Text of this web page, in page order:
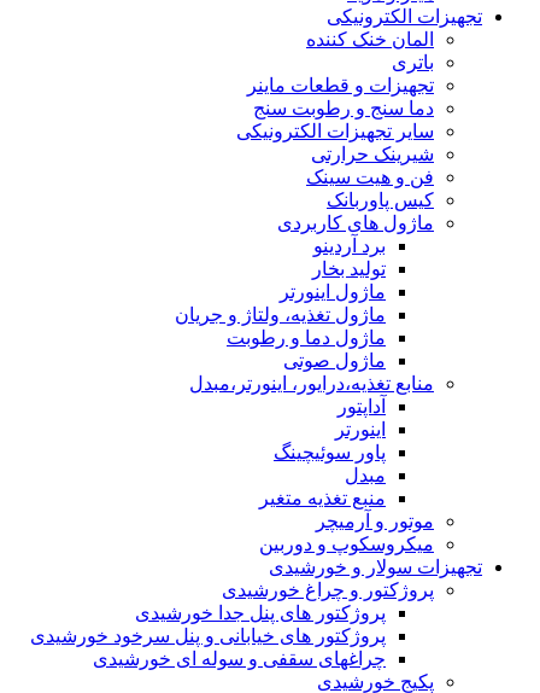
تجهیزات الکترونیکی
المان خنک کننده
باتری
تجهیزات و قطعات ماینر
دما سنج و رطوبت سنج
سایر تجهیزات الکترونیکی
شیرینک حرارتی
فن و هیت سینک
کیس پاوربانک
ماژول های کاربردی
برد آردینو
تولید بخار
ماژول اینورتر
ماژول تغذیه، ولتاژ و جریان
ماژول دما و رطوبت
ماژول صوتی
منابع تغذیه،درایور، اینورتر،مبدل
آداپتور
اینورتر
پاور سوئیچینگ
مبدل
منبع تغذیه متغیر
موتور و آرمیچر
میکروسکوپ و دوربین
تجهیزات سولار و خورشیدی
پروژکتور و چراغ خورشیدی
پروژکتور های پنل جدا خورشیدی
پروژکتور های خیابانی و پنل سرخود خورشیدی
چراغهای سقفی و سوله ای خورشیدی
پکیج خورشیدی